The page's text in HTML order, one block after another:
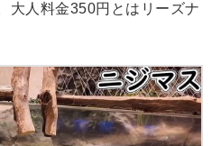
大人料金350円とはリーズナ